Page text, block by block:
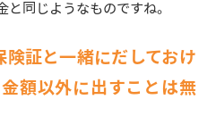
同じようなものですね。
険証と一緒にだしておけ
額以外に出すことは無